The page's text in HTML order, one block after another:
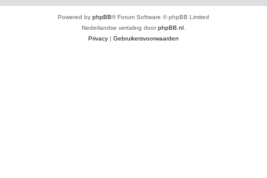
Powered by phpBB® Forum Software © phpBB Limited
Nederlandse vertaling doorphpBB.nl
Privacy | Gebruikersvoorwaarden